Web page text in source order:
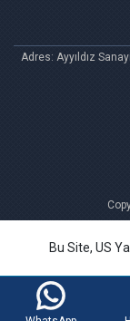
Adres: Ayyıldız
Bu Site, US